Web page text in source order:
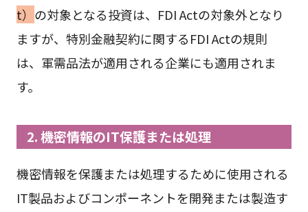
t） の対象となる投資は、FDI Actの対象外となり
ますが、特別金融契約に関するFDI Actの規則
は、軍需品法が適用される企業にも適用されま
す。
2. 機密情報のIT保護または処理
機密情報を保護または処理するために使用される
IT製品およびコンポーネントを開発または製造す